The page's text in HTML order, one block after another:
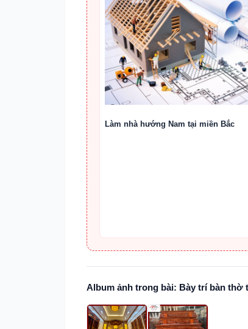
Làm nhà hướng Nam tại miền Bắc
Album ảnh trong bài: Bày trí bàn thờ